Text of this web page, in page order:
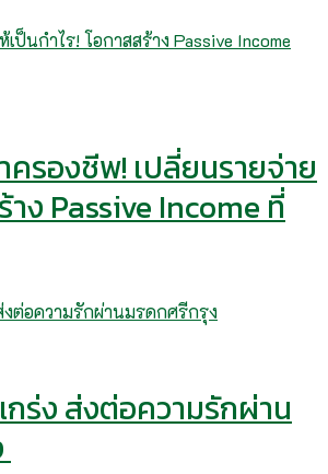
รองชีพ! เปลี่ยนรายจ่าย
าง Passive Income ที่
ร่ง ส่งต่อความรักผ่าน